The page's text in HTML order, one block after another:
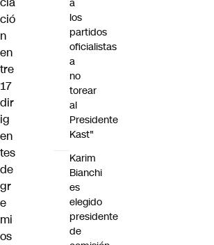
ció
n
en
tre
17
dir
ig
en
tes
de
gr
e
mi
os
a
los
partidos
oficialistas
a
no
torear
al
Presidente
Kast"
Karim
Bianchi
es
elegido
presidente
de